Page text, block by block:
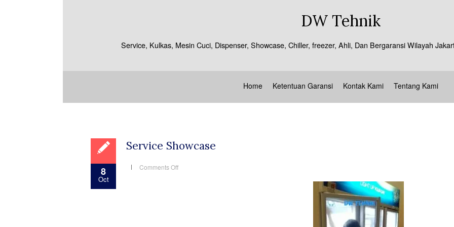
DW Tehnik
Service, Kulkas, Mesin Cuci, Dispenser, Showcase, Chiller, freezer, Ahli, Dan Bergaransi Wilayah
Home Ketentuan Garansi Kontak Kami Tentang Kami
8
Oct
Service Showcase
Comments Offon